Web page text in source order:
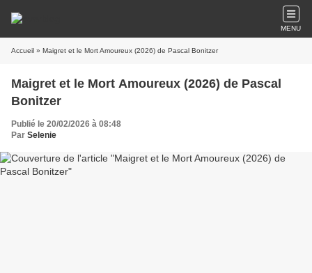
MENU
Accueil » Maigret et le Mort Amoureux (2026) de Pascal Bonitzer
Maigret et le Mort Amoureux (2026) de Pascal
Bonitzer
Publié le 20/02/2026 à 08:48
Par Selenie